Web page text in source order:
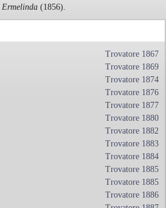
Ermelinda (1856).
Trovatore 1867
Trovatore 1869
Trovatore 1874
Trovatore 1876
Trovatore 1877
Trovatore 1880
Trovatore 1882
Trovatore 1883
Trovatore 1884
Trovatore 1885
Trovatore 1885
Trovatore 1886